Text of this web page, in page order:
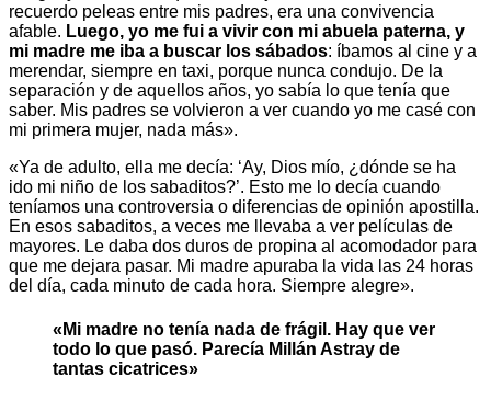
recuerdo peleas entre mis padres, era una convivencia
afable. Luego, yo me fui a vivir con mi abuela paterna, y
mi madre me iba a buscar los sábados: íbamos al cine y a
merendar, siempre en taxi, porque nunca condujo. De la
separación y de aquellos años, yo sabía lo que tenía que
saber. Mis padres se volvieron a ver cuando yo me casé con
mi primera mujer, nada más».
«Ya de adulto, ella me decía: ‘Ay, Dios mío, ¿dónde se ha
ido mi niño de los sabaditos?’. Esto me lo decía cuando
teníamos una controversia o diferencias de opinión apostilla.
En esos sabaditos, a veces me llevaba a ver películas de
mayores. Le daba dos duros de propina al acomodador para
que me dejara pasar. Mi madre apuraba la vida las 24 horas
del día, cada minuto de cada hora. Siempre alegre».
«Mi madre no tenía nada de frágil. Hay que ver
todo lo que pasó. Parecía Millán Astray de
tantas cicatrices»